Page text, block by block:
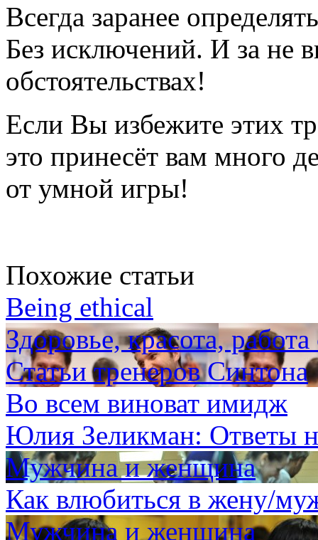
Всегда заранее
Без исключений. И за не
обстоятельствах!
Если Вы избежите этих
это принесёт вам много
от умной игры!
Похожие статьи
Being ethical
Здоровье, красота,
Статьи тренеров Синтона
Во всем виноват имидж
Юлия Зеликман: Ответы
Мужчина и женщина
Как влюбиться в жену/
Мужчина и женщина